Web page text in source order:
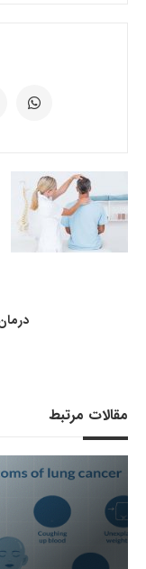
مقالات مرتبط